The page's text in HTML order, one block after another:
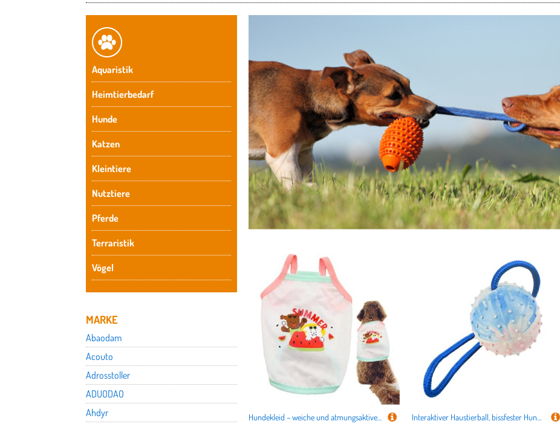
Aquaristik
Heimtierbedarf
Hunde
Katzen
Kleintiere
Nutztiere
Pferde
Terraristik
Vögel
MARKE
Abaodam
Acouto
Adrosstoller
ADUODAO
Ahdyr
Hundekleid – weiche und atmungsaktive Welpenkleidung, Frühlingssommer-Hunde-Outfits, weiche und atmungsaktive Baumwolle, ärmelloses Hundekleid für Hunde, Katzen, Welpen, Haustiere
Interaktiver Haustierball, bissfester Hundeball, Ballwerfer, quietschendes Kauspielzeug für Outdoor und Welpen